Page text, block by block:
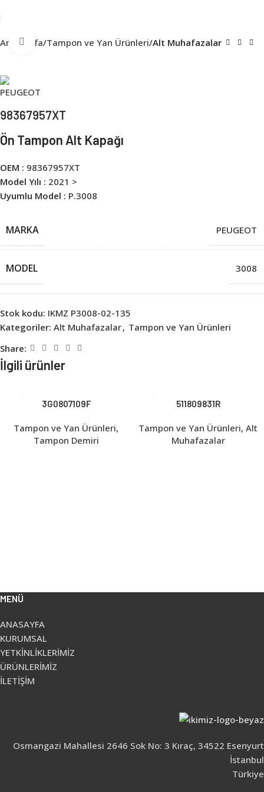
Ana Sayfa Tampon ve Yan Ürünleri Alt Muhafazalar
Click to enlarge
98367957XT
Ön Tampon Alt Kapağı
OEM : 98367957XT
Model Yılı : 2021 >
Uyumlu Model : P.3008
MARKA PEUGEOT
MODEL 3008
Stok kodu: IKMZ P3008-02-135
Kategoriler: Alt Muhafazalar, Tampon ve Yan Ürünleri
Share:
İlgili ürünler
3G0807109F
Tampon ve Yan Ürünleri,
Tampon Demiri
511809831R
Tampon ve Yan Ürünleri, Alt
Muhafazalar
MENÜ
ANASAYFA
KURUMSAL
YETKİNLİKLERİMİZ
ÜRÜNLERİMİZ
İLETİŞİM
Osmangazi Mahallesi 2646 Sok No: 3 Kıraç, 34522 Esenyurt
İstanbul
Türkiye